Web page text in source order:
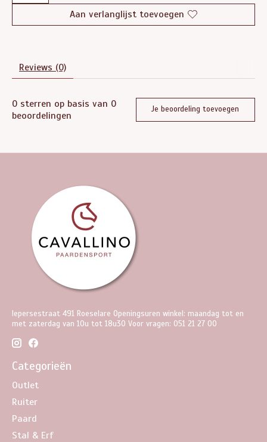
Aan verlanglijst toevoegen
Reviews (0)
0 sterren op basis van 0
beoordelingen
Je beoordeling toevoegen
Iepersestraat 491 Roeselare Openingsuren winkel: maandag tot en
met zaterdag van 10u tot 18u30 Voor vragen: 051 21 27 00
Categorieën
Outlet
Ruiter
Paard
Stal & Erf